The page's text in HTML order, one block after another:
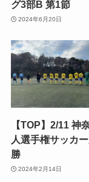
グ3部B 第1節
2024年6月20日
【TOP】2/11 神
人選手権サッカ
勝
2024年2月14日